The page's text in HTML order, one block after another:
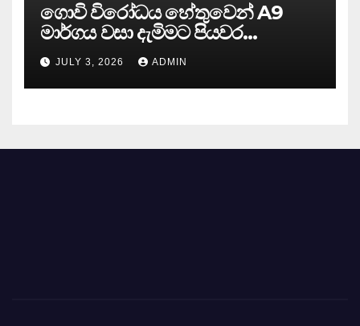
ගොවි විරෝධය හේතුවෙන් A9
මාර්ගය වසා දැමිමට පියවර…
JULY 3, 2026 ADMIN